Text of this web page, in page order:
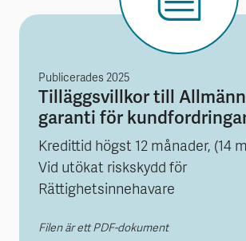
Publicerades 2025
Tilläggsvillkor till
garanti för
Kredittid högst 12 månader, (14
Vid utökat riskskydd för
Rättighetsinnehavare
Filen är ett PDF-dokument